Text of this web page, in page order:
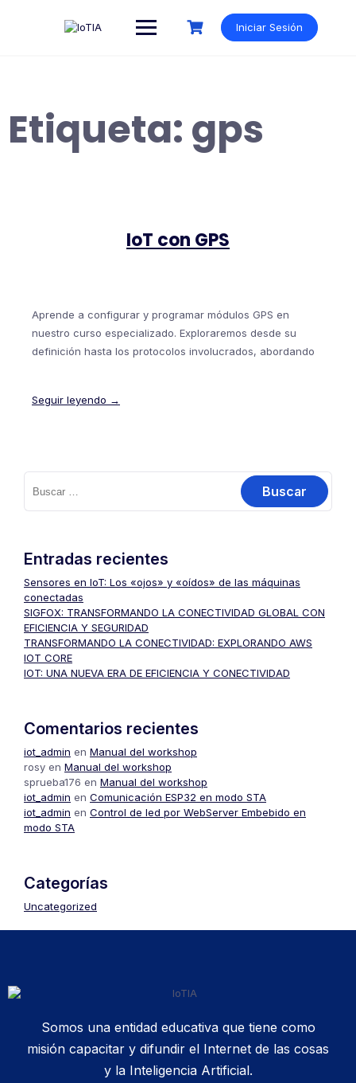
Iniciar Sesión
Etiqueta:gps
IoT con GPS
Aprende a configurar y programar módulos GPS en
nuestro curso especializado. Exploraremos desde su
definición hasta los protocolos involucrados, abordando
Seguir leyendo →
Buscar:
Entradas recientes
Sensores en IoT: Los «ojos» y «oídos» de las máquinas
conectadas
SIGFOX: TRANSFORMANDO LA CONECTIVIDAD GLOBAL CON
EFICIENCIA Y SEGURIDAD
TRANSFORMANDO LA CONECTIVIDAD: EXPLORANDO AWS
IOT CORE
IOT: UNA NUEVA ERA DE EFICIENCIA Y CONECTIVIDAD
Comentarios recientes
iot_admin en Manual del workshop
rosy en Manual del workshop
sprueba176 en Manual del workshop
iot_admin en Comunicación ESP32 en modo STA
iot_admin en Control de led por WebServer Embebido en
modo STA
Categorías
Uncategorized
Somos una entidad educativa que tiene como
misión capacitar y difundir el Internet de las cosas
y la Inteligencia Artificial.